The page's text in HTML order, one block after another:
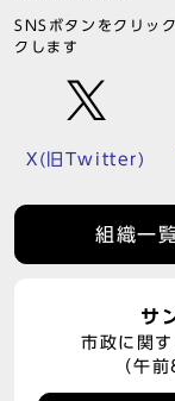
SNSボタンをクリッ
クします
X(旧Twitter)
組織一
サ
市政に関
（午